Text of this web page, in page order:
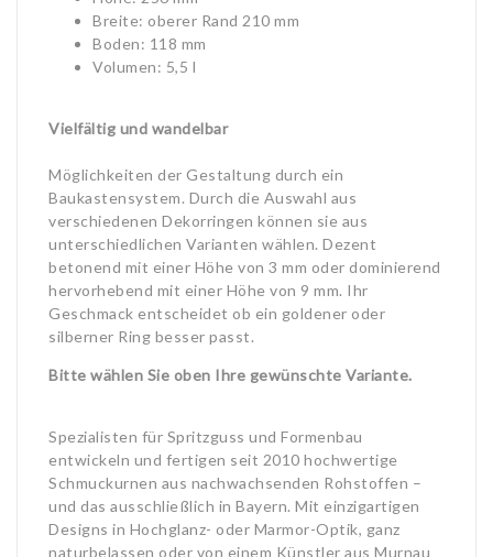
Breite: oberer Rand 210 mm
Boden: 118 mm
Volumen: 5,5 l
Vielfältig und wandelbar
Möglichkeiten der Gestaltung durch ein
Baukastensystem. Durch die Auswahl aus
verschiedenen Dekorringen können sie aus
unterschiedlichen Varianten wählen. Dezent
betonend mit einer Höhe von 3 mm oder dominierend
hervorhebend mit einer Höhe von 9 mm. Ihr
Geschmack entscheidet ob ein goldener oder
silberner Ring besser passt.
Bitte wählen Sie oben Ihre gewünschte Variante.
Spezialisten für Spritzguss und Formenbau
entwickeln und fertigen seit 2010 hochwertige
Schmuckurnen aus nachwachsenden Rohstoffen –
und das ausschließlich in Bayern. Mit einzigartigen
Designs in Hochglanz- oder Marmor-Optik, ganz
naturbelassen oder von einem Künstler aus Murnau